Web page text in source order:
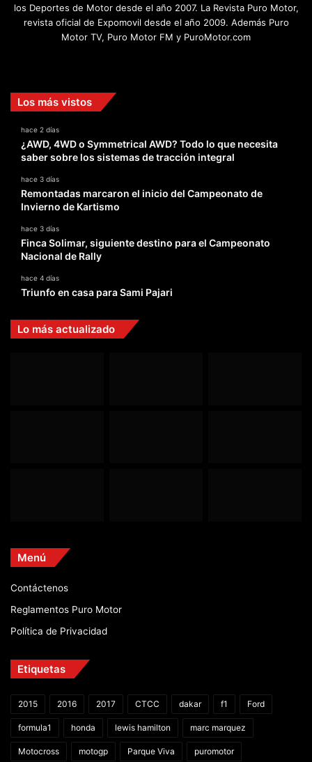
los Deportes de Motor desde el año 2007. La Revista Puro Motor,
revista oficial de Expomovil desde el año 2009. Además Puro
Motor TV, Puro Motor FM y PuroMotor.com
Los más vistos
hace 2 días
¿AWD, 4WD o Symmetrical AWD? Todo lo que necesita
saber sobre los sistemas de tracción integral
hace 3 días
Remontadas marcaron el inicio del Campeonato de
Invierno de Kartismo
hace 3 días
Finca Solimar, siguiente destino para el Campeonato
Nacional de Rally
hace 4 días
Triunfo en casa para Sami Pajari
Lo más actualizado
Menú
Contáctenos
Reglamentos Puro Motor
Política de Privacidad
Etiquetas
2015 2016 2017 CTCC dakar f1 Ford
formula1 honda lewis hamilton marc marquez
Motocross motogp Parque Viva puromotor